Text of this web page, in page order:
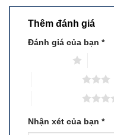
Thêm đánh giá
Đánh giá của bạn *
Nhận xét của bạn *